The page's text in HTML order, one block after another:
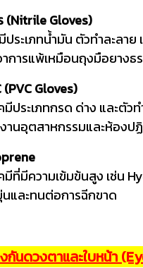
(Nitrile Gloves)
ระเภทน้ำมัน ตัวทำละลา
าการแพ้เหมือนถุงมือยางธ
Gloves)
ประเภทกรด ด่าง และตัวท
งานอุตสาหกรรมและห้องป
มีที่มีความเข้มข้นสูง เช่น
และทนต่อการฉีกขาด
นดวงตาและใบหน้า